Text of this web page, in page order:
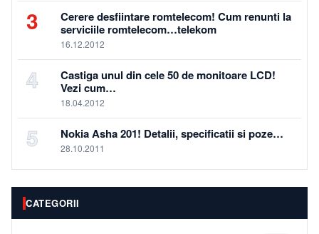
3
Cerere desfiintare romtelecom! Cum renunti la
serviciile romtelecom…telekom
16.12.2012
4
Castiga unul din cele 50 de monitoare LCD!
Vezi cum…
18.04.2012
5 Nokia Asha 201! Detalii, specificatii si poze…
28.10.2011
CATEGORII